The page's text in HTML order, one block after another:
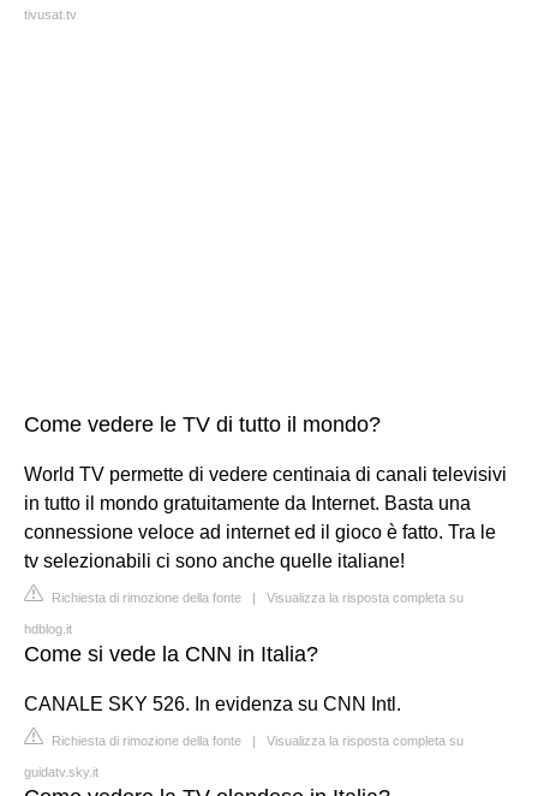
tivusat.tv
Come vedere le TV di tutto il mondo?
World TV permette di vedere centinaia di canali televisivi
in tutto il mondo gratuitamente da Internet. Basta una
connessione veloce ad internet ed il gioco è fatto. Tra le
tv selezionabili ci sono anche quelle italiane!
Richiesta di rimozione della fonte | Visualizza la risposta completa su
hdblog.it
Come si vede la CNN in Italia?
CANALE SKY 526. In evidenza su CNN Intl.
Richiesta di rimozione della fonte | Visualizza la risposta completa su
guidatv.sky.it